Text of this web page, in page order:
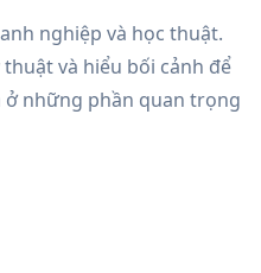
nghiệp và học thuật.
và hiểu bối cảnh để
ở những phần quan trọng